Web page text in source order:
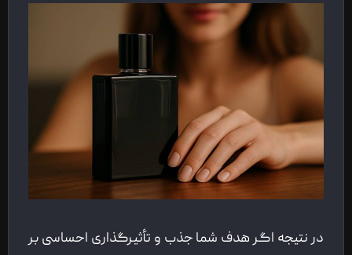
در نتیجه اگر هدف شما جذب و تأثیرگذاری احساسی بر